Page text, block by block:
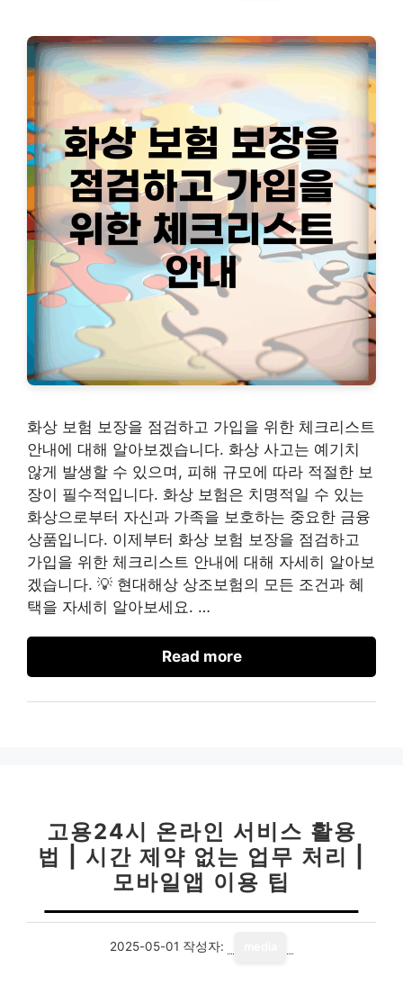
화상 보험 보장을 점검하고 가입을 위한 체크리스트
안내에 대해 알아보겠습니다. 화상 사고는 예기치
않게 발생할 수 있으며, 피해 규모에 따라 적절한 보
장이 필수적입니다. 화상 보험은 치명적일 수 있는
화상으로부터 자신과 가족을 보호하는 중요한 금융
상품입니다. 이제부터 화상 보험 보장을 점검하고
가입을 위한 체크리스트 안내에 대해 자세히 알아보
겠습니다. 💡 현대해상 상조보험의 모든 조건과 혜
택을 자세히 알아보세요. …
Read more
고용24시 온라인 서비스 활용
법 | 시간 제약 없는 업무 처리 |
모바일앱 이용 팁
2025-05-01 작성자: